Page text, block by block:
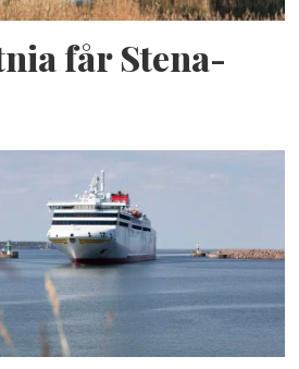
får Stena-